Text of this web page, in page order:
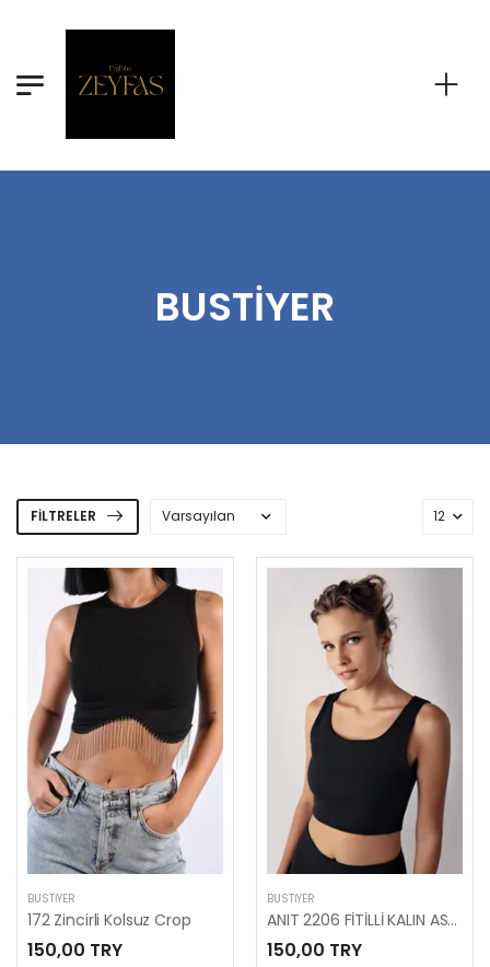
BUSTIYER
FILTRELER
BUSTIYER
172 Zincirli Kolsuz Crop
150,00 TRY
BUSTIYER
ANIT 2206 FİTİLLİ KALIN ASKILI CROP
150,00 TRY